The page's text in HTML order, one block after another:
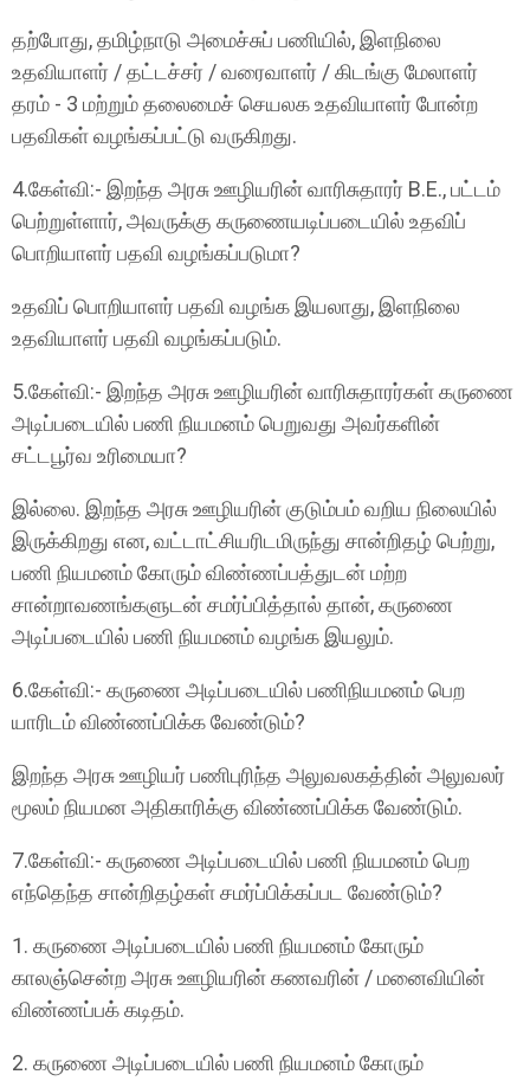
தற்போது, தமிழ்நாடு அமைச்சுப் பணியில், இளநிலை
உதவியாளர் / தட்டச்சர் / வரைவாளர் / கிடங்கு மேலாளர்
தரம் - 3 மற்றும் தலைமைச் செயலக உதவியாளர் போன்ற
பதவிகள் வழங்கப்பட்டு வருகிறது.
4.கேள்வி:- இறந்த அரசு ஊழியரின் வாரிசுதாரர் B.E., பட்டம்
பெற்றுள்ளார், அவருக்கு கருணையடிப்படையில் உதவிப்
பொறியாளர் பதவி வழங்கப்படுமா?
உதவிப் பொறியாளர் பதவி வழங்க இயலாது, இளநிலை
உதவியாளர் பதவி வழங்கப்படும்.
5.கேள்வி:- இறந்த அரசு ஊழியரின் வாரிசுதாரர்கள் கருணை
அடிப்படையில் பணி நியமனம் பெறுவது அவர்களின்
சட்டபூர்வ உரிமையா?
இல்லை. இறந்த அரசு ஊழியரின் குடும்பம் வறிய நிலையில்
இருக்கிறது என, வட்டாட்சியரிடமிருந்து சான்றிதழ் பெற்று,
பணி நியமனம் கோரும் விண்ணப்பத்துடன் மற்ற
சான்றாவணங்களுடன் சமர்ப்பித்தால் தான், கருணை
அடிப்படையில் பணி நியமனம் வழங்க இயலும்.
6.கேள்வி:- கருணை அடிப்படையில் பணிநியமனம் பெற
யாரிடம் விண்ணப்பிக்க வேண்டும்?
இறந்த அரசு ஊழியர் பணிபுரிந்த அலுவலகத்தின் அலுவலர்
மூலம் நியமன அதிகாரிக்கு விண்ணப்பிக்க வேண்டும்.
7.கேள்வி:- கருணை அடிப்படையில் பணி நியமனம் பெற
எந்தெந்த சான்றிதழ்கள் சமர்ப்பிக்கப்பட வேண்டும்?
1. கருணை அடிப்படையில் பணி நியமனம் கோரும்
காலஞ்சென்ற அரசு ஊழியரின் கணவரின் / மனைவியின்
விண்ணப்பக் கடிதம்.
2. கருணை அடிப்படையில் பணி நியமனம் கோரும்